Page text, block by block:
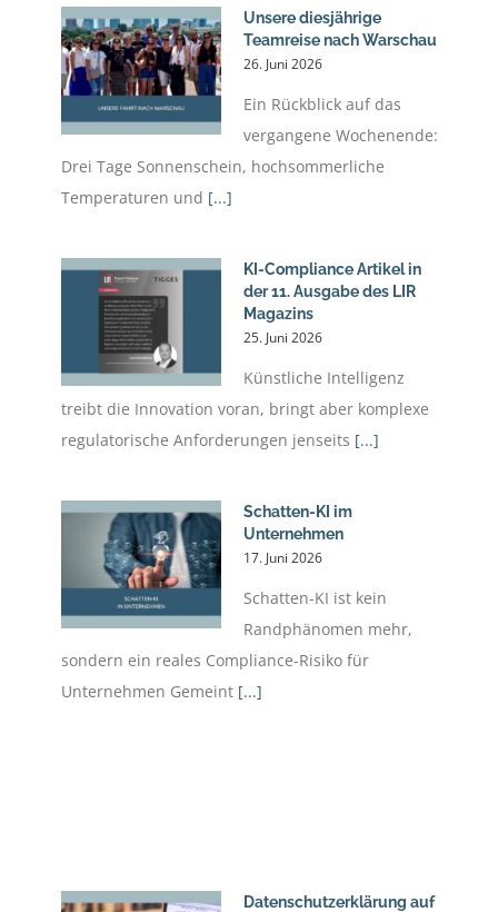
Unsere diesjährige
Teamreise nach Warschau
26. Juni 2026
Ein Rückblick auf das
vergangene Wochenende:
Drei Tage Sonnenschein, hochsommerliche
Temperaturen und [...]
KI-Compliance Artikel in
der 11. Ausgabe des LIR
Magazins
25. Juni 2026
Künstliche Intelligenz
treibt die Innovation voran, bringt aber komplexe
regulatorische Anforderungen jenseits [...]
Schatten-KI im
Unternehmen
17. Juni 2026
Schatten-KI ist kein
Randphänomen mehr,
sondern ein reales Compliance-Risiko für
Unternehmen Gemeint [...]
Datenschutzerklärung auf